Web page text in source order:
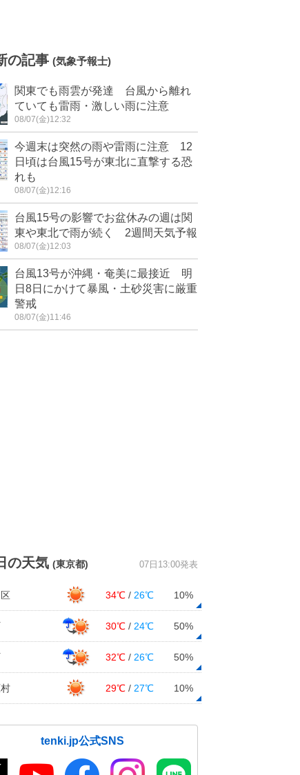
の記事 (気象予報士)
関東でも雨雲が発達 台風から離れ
ていても雷雨・激しい雨に注意
08/07(金)12:32
今週末は突然の雨や雷雨に注意 12
日頃は台風15号が東北に直撃する恐
れも
08/07(金)12:16
台風15号の影響でお盆休みの週は関
東や東北で雨が続く 2週間天気予報
08/07(金)12:03
台風13号が沖縄・奄美に最接近 明
日8日にかけて暴風・土砂災害に厳重
警戒
08/07(金)11:46
の天気 (東京都) 07日13:00発表
34℃ / 26℃ 10%
30℃ / 24℃ 50%
32℃ / 26℃ 50%
29℃ / 27℃ 10%
tenki.jp公式SNS